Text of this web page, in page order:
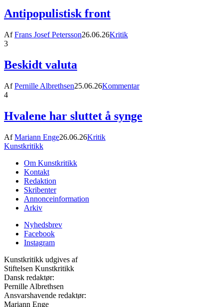
Antipopulistisk front
AfFrans Josef Petersson26.06.26Kritik
3
Beskidt valuta
AfPernille Albrethsen25.06.26Kommentar
4
Hvalene har sluttet å synge
AfMariann Enge26.06.26Kritik
Kunstkritikk
Om Kunstkritikk
Kontakt
Redaktion
Skribenter
Annonceinformation
Arkiv
Nyhedsbrev
Facebook
Instagram
Kunstkritikk udgives af
Stiftelsen Kunstkritikk
Dansk redaktør:
Pernille Albrethsen
Ansvarshavende redaktør:
Mariann Enge